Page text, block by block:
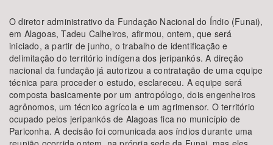
Subtema
Área de Levantamento
Área Protegida
BUSCAR
O diretor administrativo da Fundação Nacional do Índio (Funai),
em Alagoas, Tadeu Calheiros, afirmou, ontem, que será
iniciado, a partir de junho, o trabalho de identificação e
delimitação do território indígena dos jeripankós. A direção
nacional da fundação já autorizou a contratação de uma equipe
técnica para proceder o estudo, esclareceu. A equipe será
composta basicamente por um antropólogo, dois engenheiros
agrônomos, um técnico agrícola e um agrimensor. O território
ocupado pelos jeripankós de Alagoas fica no município de
Pariconha. A decisão foi comunicada aos índios durante uma